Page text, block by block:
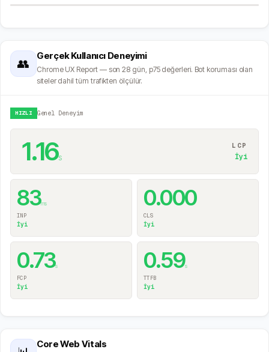
👥
Gerçek Kullanıcı Deneyimi
Chrome UX Report — son 28 gün, p75 değerleri. Bot koruması olan
siteler dahil tüm trafikten ölçülür.
HIZLI Genel Deneyim
1.16s
LCP
İyi
83ms
INP
İyi
0.000
CLS
İyi
0.73s
FCP
İyi
0.59s
TTFB
İyi
Core Web Vitals